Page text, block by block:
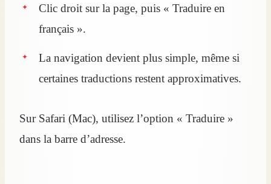
Clic droit sur la page, puis « Traduire en
français ».
La navigation devient plus simple, même si
certaines traductions restent approximatives.
Sur Safari (Mac), utilisez l’option « Traduire »
dans la barre d’adresse.